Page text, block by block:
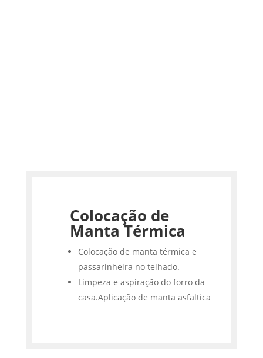
Colocação de
Manta Térmica
Colocação de manta térmica e
passarinheira no telhado.
Limpeza e aspiração do forro da
casa.Aplicação de manta asfaltica